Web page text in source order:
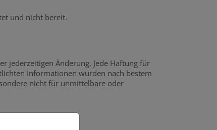
und nicht bereit.
jederzeitigen Änderung. Jede Haftung für
Informationen wurden nach bestem
nicht für unmittelbare oder